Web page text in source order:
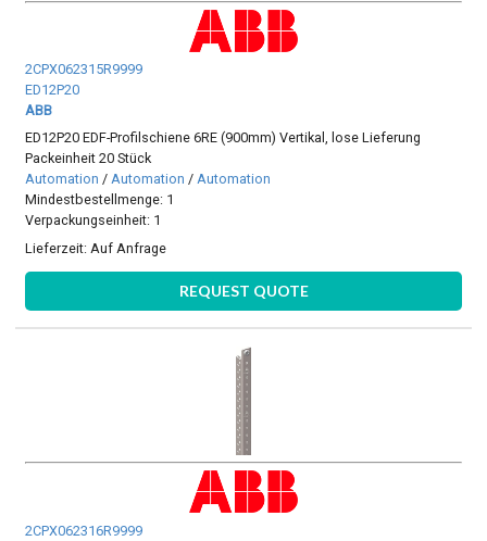
2CPX062315R9999
ED12P20
ABB
ED12P20 EDF-Profilschiene 6RE (900mm) Vertikal, lose Lieferung
Packeinheit 20 Stück
Automation /Automation /Automation
Mindestbestellmenge: 1
Verpackungseinheit: 1
Lieferzeit: Auf Anfrage
REQUEST QUOTE
2CPX062316R9999